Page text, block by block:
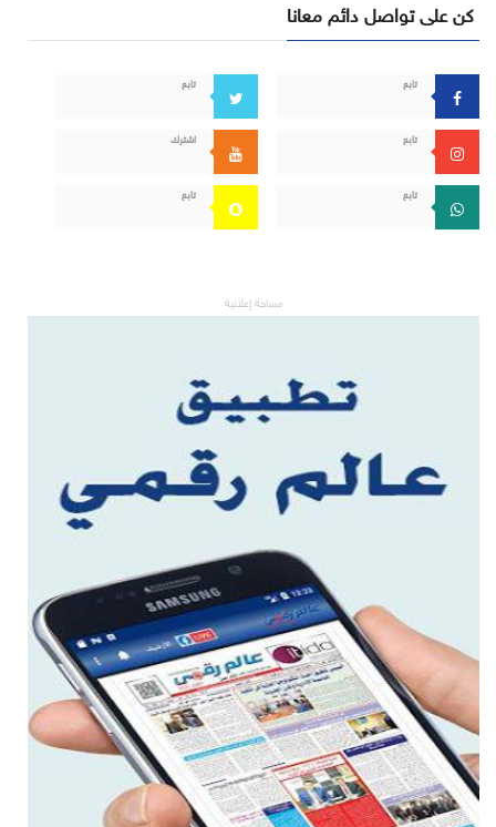
كن على تواصل دائم معانا
تابع تابع
تابع اشترك
تابع تابع
مساحة إعلانية